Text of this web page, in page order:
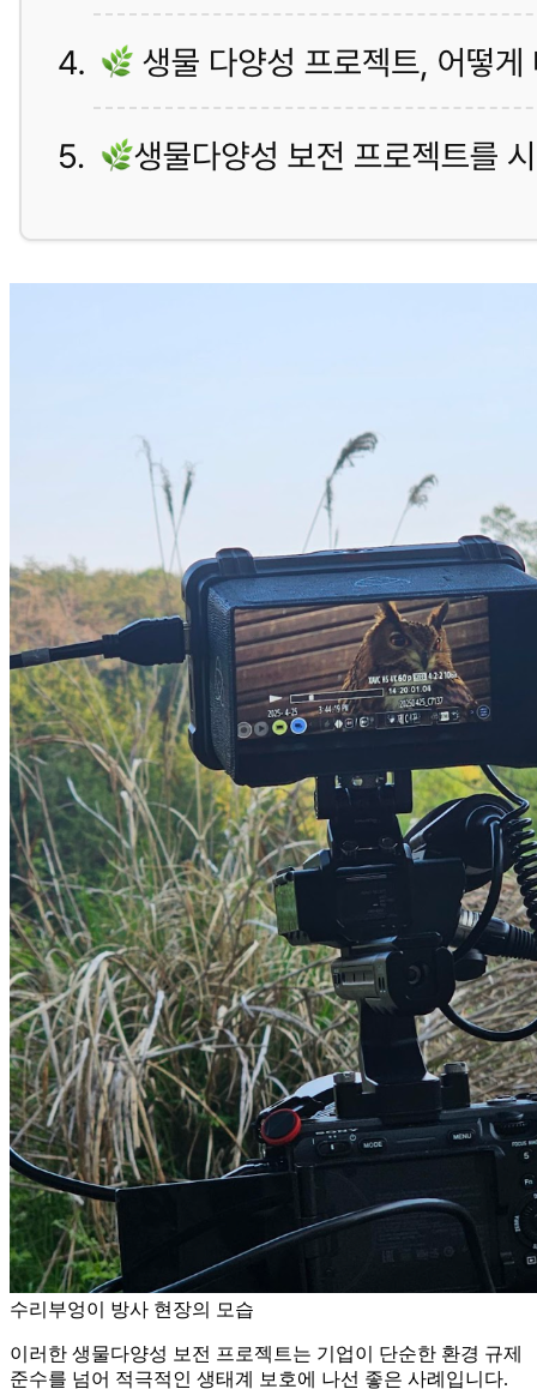
수리부엉이 방사 현장의 모습
이러한 생물다양성 보전 프로젝트는 기업이 단순한 환경 규제
준수를 넘어 적극적인 생태계 보호에 나선 좋은 사례입니다.